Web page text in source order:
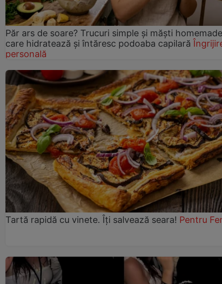
Păr ars de soare? Trucuri simple și măști homemade
care hidratează și întăresc podoaba capilară
personală
Tartă rapidă cu vinete. Îți salvează seara! Pentru